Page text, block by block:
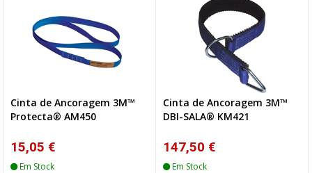
Cinta de Ancoragem 3M™
Protecta® AM450
15,05 €
Em Stock
Cinta de Ancoragem 3M™
DBI-SALA® KM421
147,50 €
Em Stock